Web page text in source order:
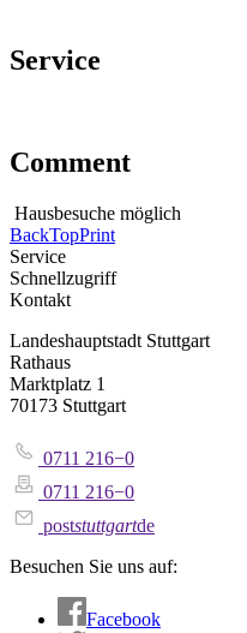
Service
Comment
Hausbesuche möglich
BackTopPrint
Service
Schnellzugriff
Kontakt
Landeshauptstadt Stuttgart
Rathaus
Marktplatz 1
70173 Stuttgart
0711 216−0
0711 216−0
poststuttgartde
Besuchen Sie uns auf:
Facebook